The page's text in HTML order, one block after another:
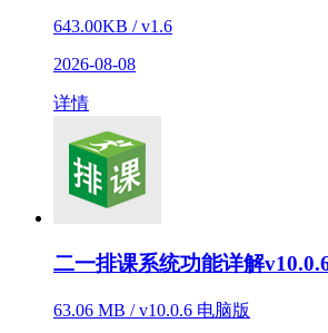
643.00KB / v1.6
2026-08-08
详情
二一排课系统功能详解
63.06 MB / v10.0.6 电脑版